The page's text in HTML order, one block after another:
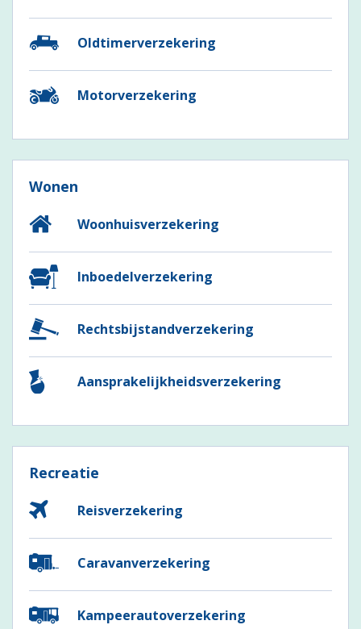
Oldtimerverzekering
Motorverzekering
Wonen
Woonhuisverzekering
Inboedelverzekering
Rechtsbijstandverzekering
Aansprakelijkheidsverzekering
Recreatie
Reisverzekering
Caravanverzekering
Kampeerautoverzekering